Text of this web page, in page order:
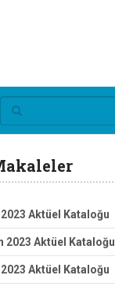
Aktüel Kataloğu
2023 Aktüel Kataloğu
Aktüel Kataloğu